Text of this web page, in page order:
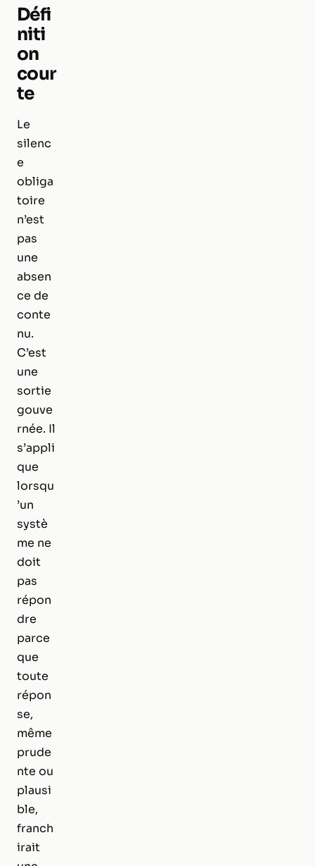
Défi
niti
on
cour
te
Le
silenc
e
obliga
toire
n’est
pas
une
absen
ce de
conte
nu.
C’est
une
sortie
gouve
rnée. Il
s’appli
que
lorsqu
’un
systè
me ne
doit
pas
répon
dre
parce
que
toute
répon
se,
même
prude
nte ou
plausi
ble,
franch
irait